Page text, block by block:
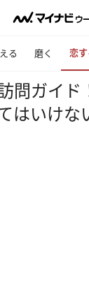
る 磨く 恋
問ガイド
はいけな